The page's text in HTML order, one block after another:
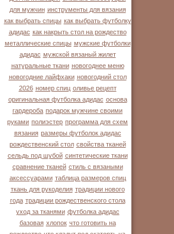
для мужчин инструменты для вязания
как выбрать спицы как выбрать футболку
адидас как накрыть стол на рождество
металлические спицы мужские футболки
адидас мужской вязаный жилет
натуральные ткани новогоднее меню
новогодние лайфхаки новогодний стол
2026 номер спиц оливье рецепт
оригинальная футболка адидас основа
гардероба подарок мужчине своими
руками полиэстер программа для схем
вязания размеры футболок адидас
рождественский стол свойства тканей
сельдь под шубой синтетические ткани
сравнение тканей стиль с вязаными
аксессуарами таблица размеров спиц
ткань для рукоделия традиции нового
года традиции рождественского стола
уход за тканями футболка адидас
базовая хлопок что готовить на